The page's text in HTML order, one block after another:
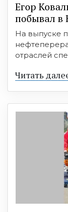
Егор
побывал в
На выпуске
отраслей
Читать